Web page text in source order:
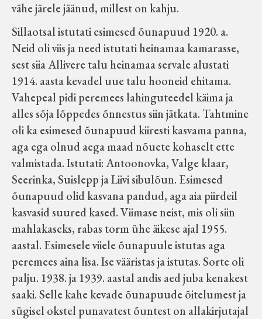
vähe järele jäänud, millest on kahju.
Sillaotsal istutati esimesed õunapuud 1920. a.
Neid oli viis ja need istutati heinamaa kamarasse,
sest siia Allivere talu heinamaa servale alustati
1914. aasta kevadel uue talu hooneid ehitama.
Vahepeal pidi peremees lahinguteedel käima ja
alles sõja lõppedes õnnestus siin jätkata. Tahtmine
oli ka esimesed õunapuud kiiresti kasvama panna,
aga ega olnud aega maad nõuete kohaselt ette
valmistada. Istutati: Antoonovka, Valge klaar,
Seerinka, Suislepp ja Liivi sibulõun. Esimesed
õunapuud olid kasvana pandud, aga aia piirdeil
kasvasid suured kased. Viimase neist, mis oli siin
mahlakaseks, rabas torm ühe äikese ajal 1955.
aastal. Esimesele viiele õunapuule istutas aga
peremees aina lisa. Ise vääristas ja istutas. Sorte oli
palju. 1938. ja 1939. aastal andis aed juba kenakest
saaki. Selle kahe kevade õunapuude õitelumest ja
sügisel okstel punavatest õuntest on allakirjutajal